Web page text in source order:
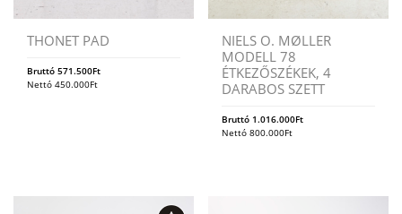
THONET PAD
Bruttó 571.500Ft
Nettó 450.000Ft
NIELS O. MØLLER
MODELL 78
ÉTKEZŐSZÉKEK, 4
DARABOS SZETT
Bruttó 1.016.000Ft
Nettó800.000Ft